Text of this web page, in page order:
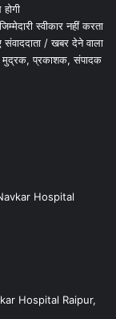
स्वीकार नहीं करता
/ खबर देने वाला
मुद्रक, प्रकाशक, संपादक
Hospital
Hospital Raipur,